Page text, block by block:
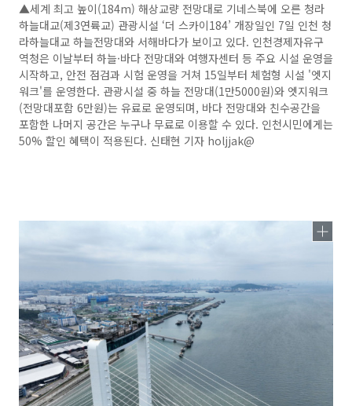
▲세계 최고 높이(184m) 해상교량 전망대로 기네스북에 오른 청라
하늘대교(제3연륙교) 관광시설 ‘더 스카이184’ 개장일인 7일 인천 청
라하늘대교 하늘전망대와 서해바다가 보이고 있다. 인천경제자유구
역청은 이날부터 하늘·바다 전망대와 여행자센터 등 주요 시설 운영을
시작하고, 안전 점검과 시험 운영을 거쳐 15일부터 체험형 시설 '엣지
워크'를 운영한다. 관광시설 중 하늘 전망대(1만5000원)와 엣지워크
(전망대포함 6만원)는 유료로 운영되며, 바다 전망대와 친수공간을
포함한 나머지 공간은 누구나 무료로 이용할 수 있다. 인천시민에게는
50% 할인 혜택이 적용된다. 신태현 기자 holjjak@